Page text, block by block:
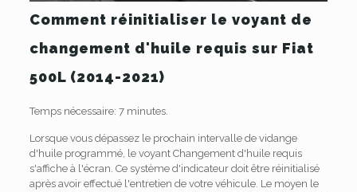
Comment réinitialiser le voyant de
changement d'huile requis sur Fiat
500L (2014-2021)
Temps nécessaire: 7 minutes.
Lorsque vous dépassez le prochain intervalle de vidange
d'huile programmé, le voyant Changement d'huile requis
s'affiche à l'écran. Ce système d'indicateur doit être réinitialisé
après avoir effectué l'entretien de votre véhicule. Le moyen le